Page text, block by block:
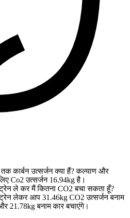
कार्बन उत्सर्जन क्या हैं? कल्याण और
Co2 उत्सर्जन 16.94kg है।
ले कर मैं कितना CO2 बचा सकता हूँ?
लेकर आप 31.46kg CO2 उत्सर्जन बनाम
21.78kg बनाम कार बचाएंगे।